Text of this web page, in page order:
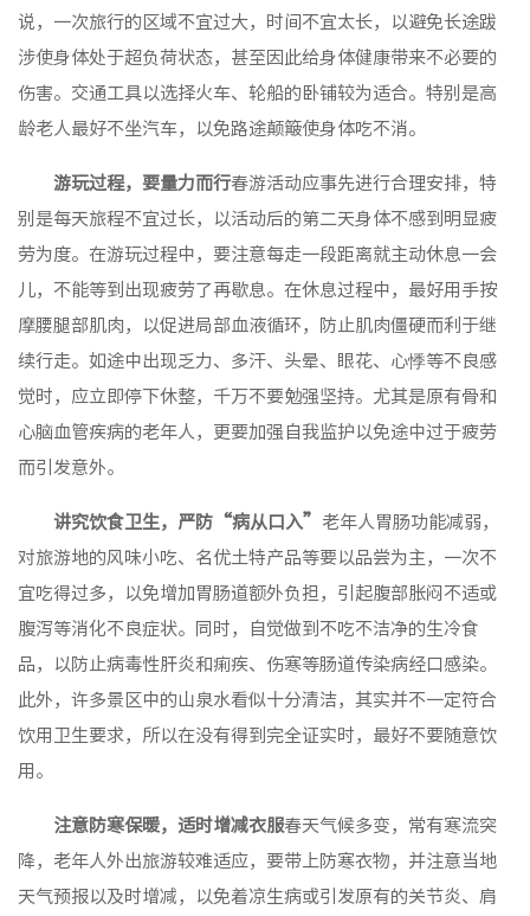
说，一次旅行的区域不宜过大，时间不宜太长，以避免长途跋
涉使身体处于超负荷状态，甚至因此给身体健康带来不必要的
伤害。交通工具以选择火车、轮船的卧铺较为适合。特别是高
龄老人最好不坐汽车，以免路途颠簸使身体吃不消。
游玩过程，要量力而行春游活动应事先进行合理安排，特
别是每天旅程不宜过长，以活动后的第二天身体不感到明显疲
劳为度。在游玩过程中，要注意每走一段距离就主动休息一会
儿，不能等到出现疲劳了再歇息。在休息过程中，最好用手按
摩腰腿部肌肉，以促进局部血液循环，防止肌肉僵硬而利于继
续行走。如途中出现乏力、多汗、头晕、眼花、心悸等不良感
觉时，应立即停下休整，千万不要勉强坚持。尤其是原有骨和
心脑血管疾病的老年人，更要加强自我监护以免途中过于疲劳
而引发意外。
讲究饮食卫生，严防“病从口入” 老年人胃肠功能减弱，
对旅游地的风味小吃、名优土特产品等要以品尝为主，一次不
宜吃得过多，以免增加胃肠道额外负担，引起腹部胀闷不适或
腹泻等消化不良症状。同时，自觉做到不吃不洁净的生冷食
品，以防止病毒性肝炎和痢疾、伤寒等肠道传染病经口感染。
此外，许多景区中的山泉水看似十分清洁，其实并不一定符合
饮用卫生要求，所以在没有得到完全证实时，最好不要随意饮
用。
注意防寒保暖，适时增减衣服春天气候多变，常有寒流突
降，老年人外出旅游较难适应，要带上防寒衣物，并注意当地
天气预报以及时增减，以免着凉生病或引发原有的关节炎、肩